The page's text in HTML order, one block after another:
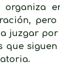
organiza
juzgar
que